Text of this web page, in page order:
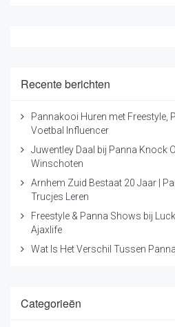
Recente berichten
Pannakooi Huren met Freestyle,
Voetbal Influencer
Juwentley Daal bij Panna Knock
Winschoten
Arnhem Zuid Bestaat 20 Jaar |
Trucjes Leren
Freestyle & Panna Shows bij
Ajaxlife
Wat Is Het Verschil Tussen
Categorieën